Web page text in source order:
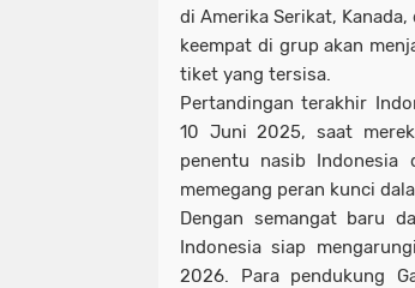
di Amerika Serikat,
keempat di grup akan
tiket yang tersisa.
Pertandingan terakhir
10 Juni 2025, saat
penentu nasib
memegang peran kunci
Dengan semangat baru
Indonesia siap
2026. Para pendukung